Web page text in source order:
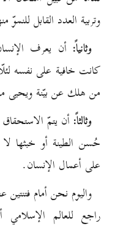
وتربية العدد القابل للنموّ
وثانياً: أن يعرف
كانت خافية على نفسه
من هلك عن بيّنة ويحيى
وثالثاً: أن يتمّ
حُسن الطينة أو خبثها
على أعمال الإنسان.
واليوم نحن أمام
راجع للعالم الإسلامي